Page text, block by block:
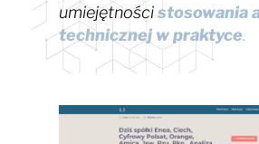
umiejętnościstosowania
technicznej w praktyce.